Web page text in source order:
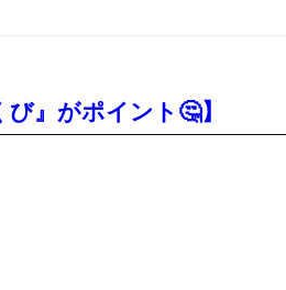
』がポイント🤔】